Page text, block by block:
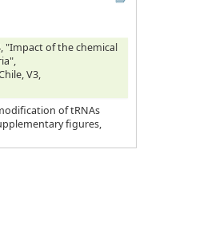
"Impact of the chemical
V3,
of tRNAs
figures,